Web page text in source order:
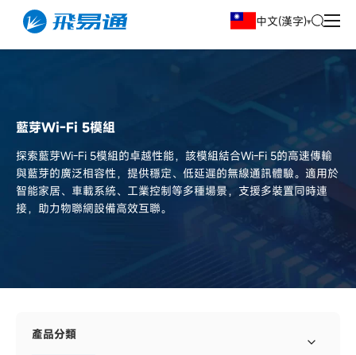
中文(漢字)
藍芽Wi-Fi 5模組
探索藍芽Wi-Fi 5模組的卓越性能，該模組結合Wi-Fi 5的高速傳輸
與藍芽的廣泛相容性，提供穩定、低延遲的無線通訊體驗。適用於
智能家居、車載系統、工業控制等多種場景，支援多裝置同時連
接，助力物聯網設備高效互聯。
產品分類